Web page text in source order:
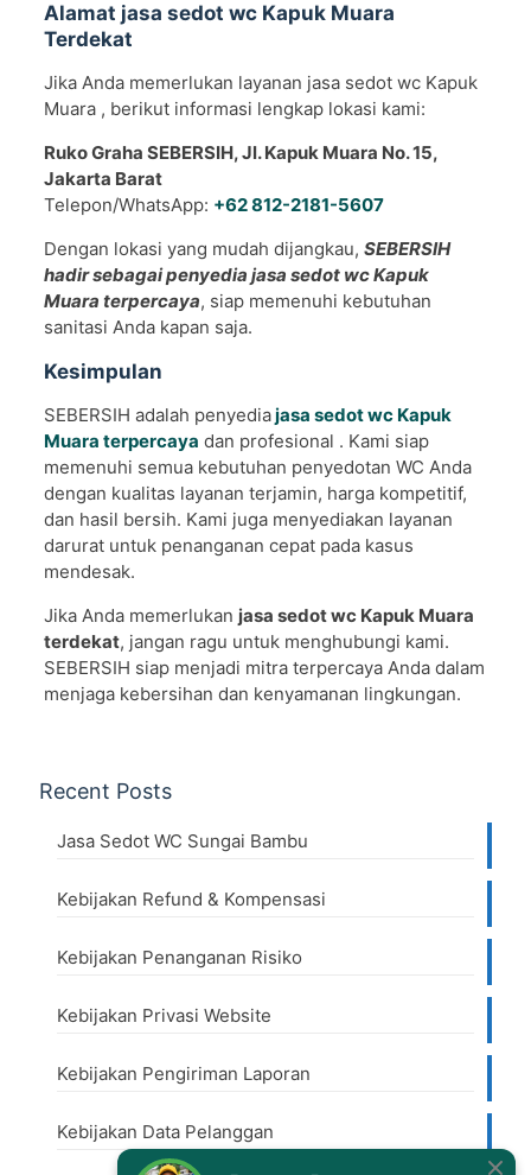
Alamat jasa sedot wc Kapuk Muara
Terdekat
Jika Anda memerlukan layanan jasa sedot wc Kapuk
Muara , berikut informasi lengkap lokasi kami:
Ruko Graha SEBERSIH, Jl. Kapuk Muara No. 15,
Jakarta Barat
Telepon/WhatsApp: +62 812-2181-5607
Dengan lokasi yang mudah dijangkau, SEBERSIH
hadir sebagai penyedia jasa sedot wc Kapuk
Muara terpercaya, siap memenuhi kebutuhan
sanitasi Anda kapan saja.
Kesimpulan
SEBERSIH adalah penyediajasa sedot wc Kapuk
Muara terpercaya dan profesional . Kami siap
memenuhi semua kebutuhan penyedotan WC Anda
dengan kualitas layanan terjamin, harga kompetitif,
dan hasil bersih. Kami juga menyediakan layanan
darurat untuk penanganan cepat pada kasus
mendesak.
Jika Anda memerlukan jasa sedot wc Kapuk Muara
terdekat, jangan ragu untuk menghubungi kami.
SEBERSIH siap menjadi mitra terpercaya Anda dalam
menjaga kebersihan dan kenyamanan lingkungan.
Recent Posts
Jasa Sedot WC Sungai Bambu
Kebijakan Refund & Kompensasi
Kebijakan Penanganan Risiko
Kebijakan Privasi Website
Kebijakan Pengiriman Laporan
Kebijakan Data Pelanggan